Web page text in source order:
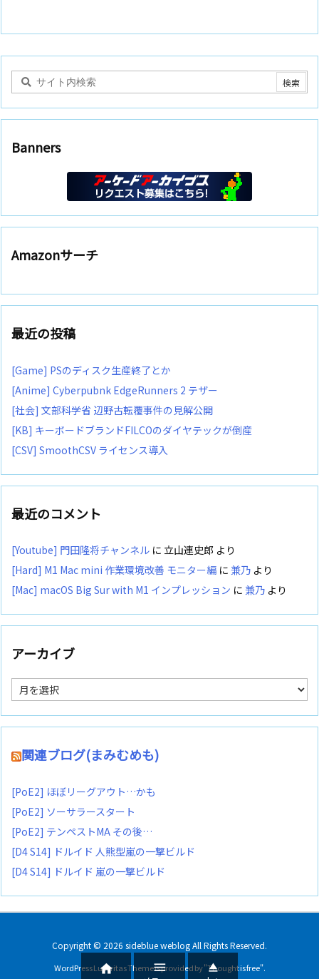
Banners
Amazonサーチ
最近の投稿
[Game] PSのディスク生産終了とか
[Anime] Cyberpubnk EdgeRunners 2 テザー
[社会] 文部科学省 辺野古転覆事件の見解公開
[KB] キーボードブランドFILCOのダイヤテックが倒産
[CSV] SmoothCSV ライセンス導入
最近のコメント
[Youtube] 門田隆将チャンネル に 立山連史郎 より
[Hard] M1 Mac mini 作業環境改善 モニター編 に 兼乃 より
[Mac] macOS Big Sur with M1 インプレッション に 兼乃 より
アーカイブ
ア
ー
カ
イ
関連ブログ(まみむめも)
[PoE2] ほぼリーグアウト…かも
[PoE2] ソーサラースタート
[PoE2] テンペストMA その後…
[D4 S14] ドルイド 人熊型嵐の一撃ビルド
[D4 S14] ドルイド 嵐の一撃ビルド
Copyright © 2026 sideblue weblogAll Rights Reserved.
WordPress Luxeritas Theme is provided by "Thought is free".
  